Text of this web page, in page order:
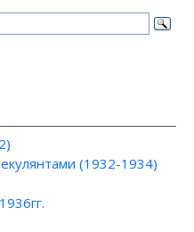
(1932-1934)